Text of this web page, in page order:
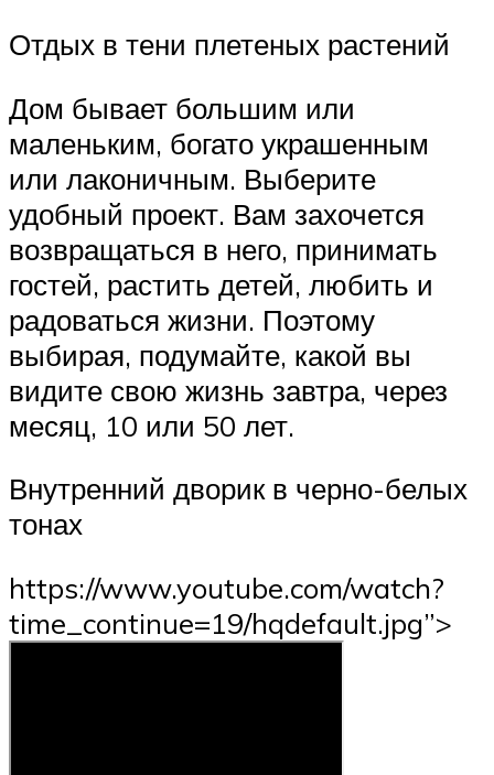
Отдых в тени плетеных растений
Дом бывает большим или
маленьким, богато украшенным
или лаконичным. Выберите
удобный проект. Вам захочется
возвращаться в него, принимать
гостей, растить детей, любить и
радоваться жизни. Поэтому
выбирая, подумайте, какой вы
видите свою жизнь завтра, через
месяц, 10 или 50 лет.
Внутренний дворик в черно-белых
тонах
https://www.youtube.com/watch?
time_continue=19/hqdefault.jpg”>